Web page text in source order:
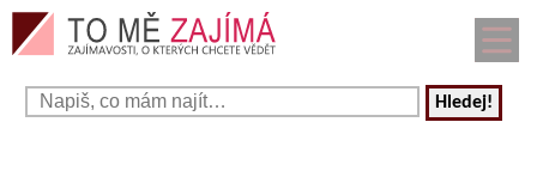
Hledej!